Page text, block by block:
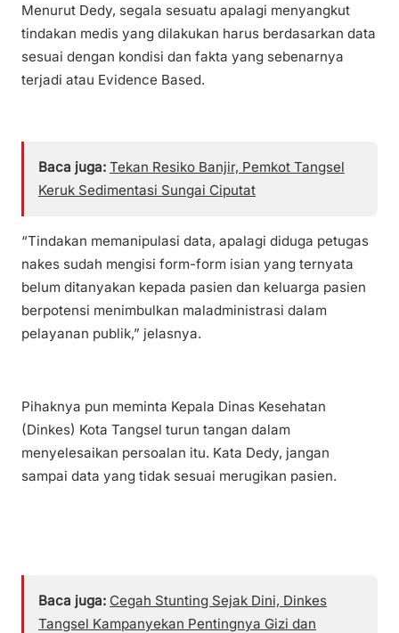
Menurut Dedy, segala sesuatu apalagi menyangkut
tindakan medis yang dilakukan harus berdasarkan data
sesuai dengan kondisi dan fakta yang sebenarnya
terjadi atau Evidence Based.
Baca juga: Tekan Resiko Banjir, Pemkot Tangsel
Keruk Sedimentasi Sungai Ciputat
“Tindakan memanipulasi data, apalagi diduga petugas
nakes sudah mengisi form-form isian yang ternyata
belum ditanyakan kepada pasien dan keluarga pasien
berpotensi menimbulkan maladministrasi dalam
pelayanan publik,” jelasnya.
Pihaknya pun meminta Kepala Dinas Kesehatan
(Dinkes) Kota Tangsel turun tangan dalam
menyelesaikan persoalan itu. Kata Dedy, jangan
sampai data yang tidak sesuai merugikan pasien.
Baca juga: Cegah Stunting Sejak Dini, Dinkes
Tangsel Kampanyekan Pentingnya Gizi dan